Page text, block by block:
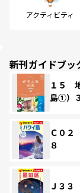
アクティビティ
新刊ガイドブッ
１５
島①）
Ｃ０
８
Ｊ３